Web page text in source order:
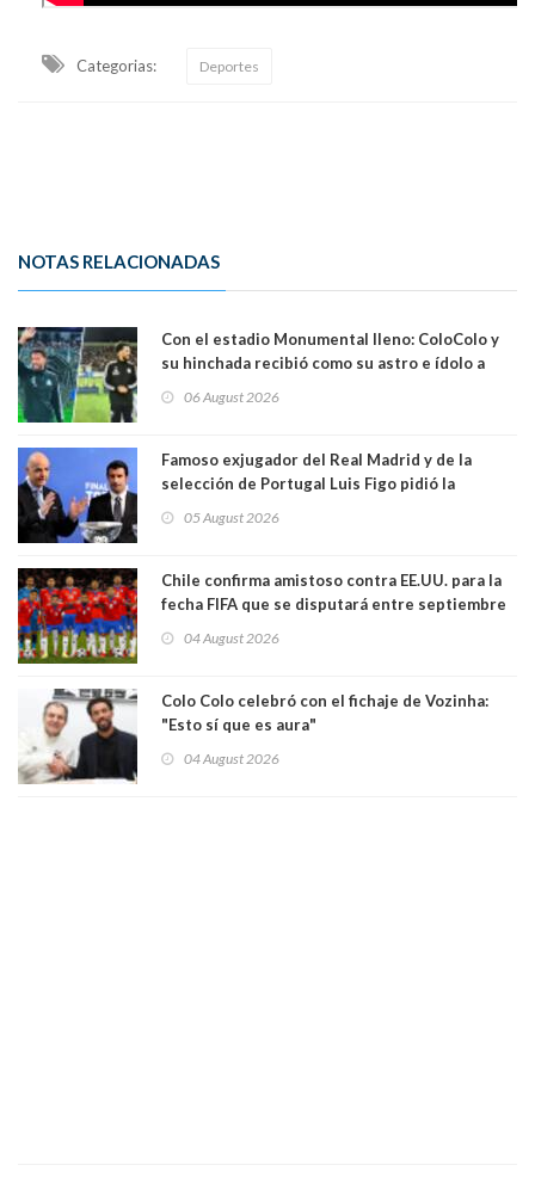
Categorias: Deportes
NOTAS RELACIONADAS
Con el estadio Monumental lleno: ColoColo y
su hinchada recibió como su astro e ídolo a
06 August 2026
Famoso exjugador del Real Madrid y de la
selección de Portugal Luis Figo pidió la
comportamiento más bajo y cobarde que he
05 August 2026
Chile confirma amistoso contra EE.UU. para la
fecha FIFA que se disputará entre septiembre
04 August 2026
Colo Colo celebró con el fichaje de Vozinha:
"Esto sí que es aura"
04 August 2026